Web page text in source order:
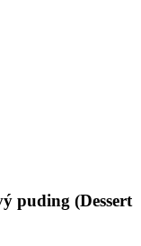
puding (Dessert